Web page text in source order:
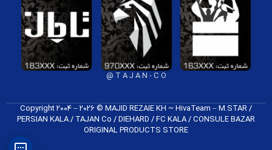
T A J A N - C O @
Copyright 2004 – 2026 © MAJID REZAIE KH ~ HivaTeam – M.STAR /
PERSIAN KALA / TAJAN Co / DIEHARD / FC K​ALA / CONSULE BAZAR
ORIGINAL PRODUCTS​ STORE